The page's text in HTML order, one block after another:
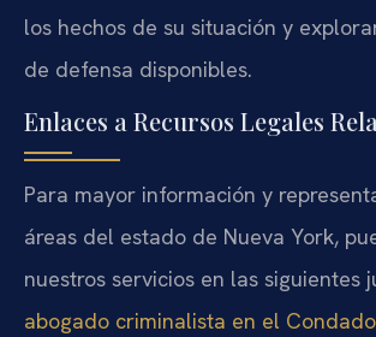
los hechos de su situación y
de defensa disponibles.
Enlaces a Recursos Legales
Para mayor información y
áreas del estado de Nueva York,
nuestros servicios en las siguientes
abogado criminalista en el